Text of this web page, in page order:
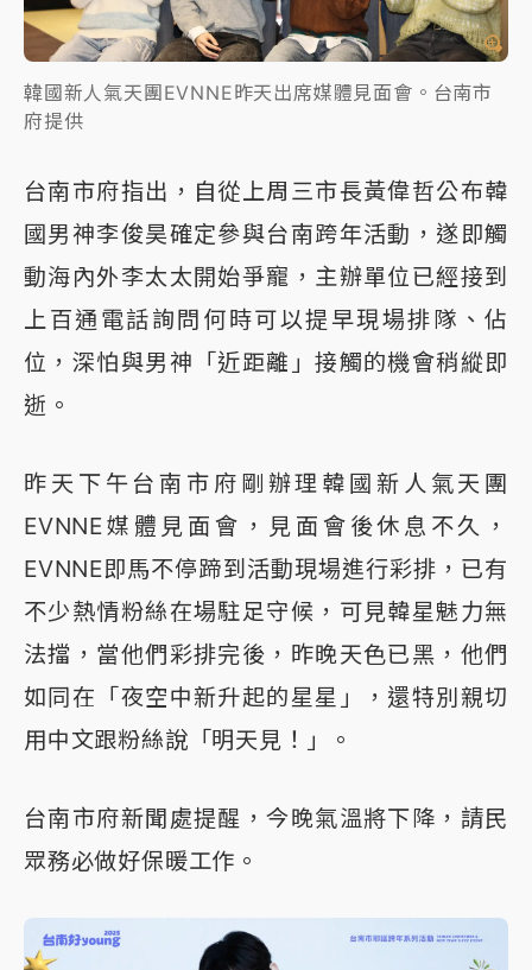
韓國新人氣天團EVNNE昨天出席媒體見面會。台南市
府提供
台南市府指出，自從上周三市長黃偉哲公布韓
國男神李俊昊確定參與台南跨年活動，遂即觸
動海內外李太太開始爭寵，主辦單位已經接到
上百通電話詢問何時可以提早現場排隊、佔
位，深怕與男神「近距離」接觸的機會稍縱即
逝。
昨天下午台南市府剛辦理韓國新人氣天團
EVNNE媒體見面會，見面會後休息不久，
EVNNE即馬不停蹄到活動現場進行彩排，已有
不少熱情粉絲在場駐足守候，可見韓星魅力無
法擋，當他們彩排完後，昨晚天色已黑，他們
如同在「夜空中新升起的星星」，還特別親切
用中文跟粉絲說「明天見！」。
台南市府新聞處提醒，今晚氣溫將下降，請民
眾務必做好保暖工作。